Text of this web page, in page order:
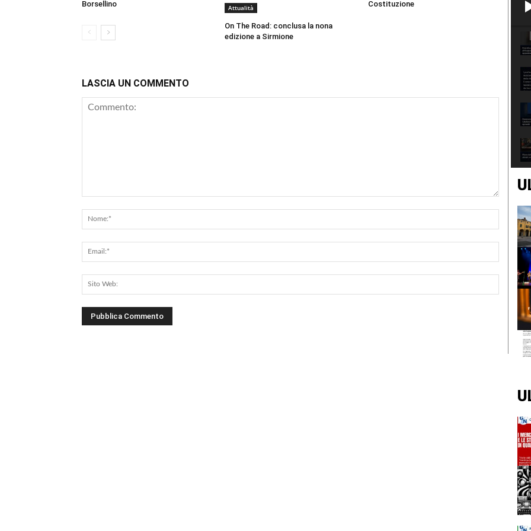
Borsellino
Attualità
On The Road: conclusa la nona
edizione a Sirmione
Costituzione
LASCIA UN COMMENTO
Nome:*
Email:*